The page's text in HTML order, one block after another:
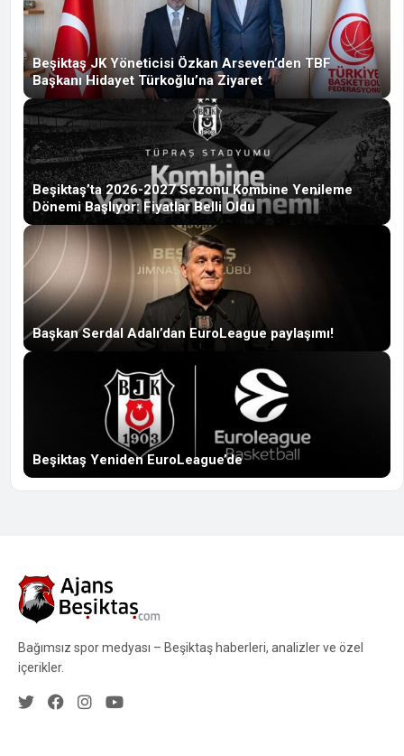
Beşiktaş JK Yöneticisi Özkan Arseven’den TBF
Başkanı Hidayet Türkoğlu’na Ziyaret
Beşiktaş’ta 2026-2027 Sezonu Kombine Yenileme
Dönemi Başlıyor: Fiyatlar Belli Oldu
Başkan Serdal Adalı’dan EuroLeague paylaşımı!
Beşiktaş Yeniden EuroLeague’de
Bağımsız spor medyası – Beşiktaş haberleri, analizler ve özel
içerikler.